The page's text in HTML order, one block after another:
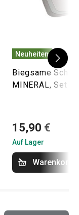
Neuheiten
Biegsame
MINERAL, Set 3
15,90 €
Auf Lager
Warenkorb